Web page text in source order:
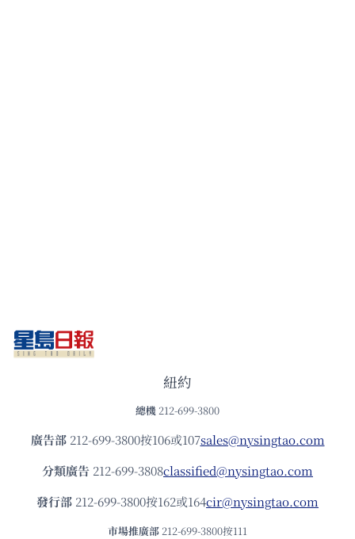
紐約
總機 212-699-3800
廣告部212-699-3800按106或107sales@nysingtao.com
分類廣告 212-699-3808classified@nysingtao.com
發⾏部 212-699-3800按162或164cir@nysingtao.com
市場推廣部 212-699-3800按111